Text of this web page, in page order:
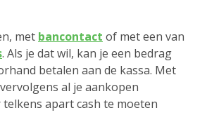
met bancontact of met een van
. Als je dat wil, kan je een bedrag
betalen aan de kassa. Met
al je aankopen
apart cash te moeten